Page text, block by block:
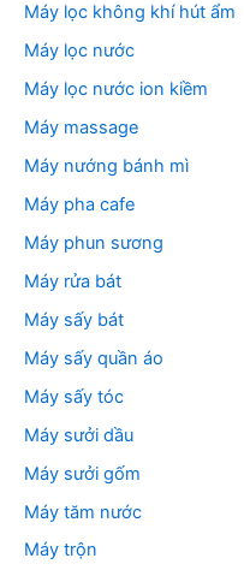
Máy lọc không khí hút ẩm
Máy lọc nước
Máy lọc nước ion kiềm
Máy massage
Máy nướng bánh mì
Máy pha cafe
Máy phun sương
Máy rửa bát
Máy sấy bát
Máy sấy quần áo
Máy sấy tóc
Máy sưởi dầu
Máy sưởi gốm
Máy tăm nước
Máy trộn